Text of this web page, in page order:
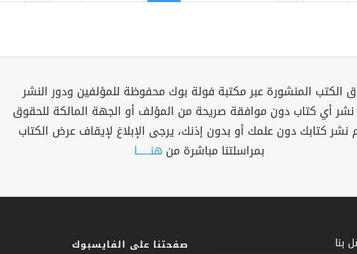
الكتب المنشورة عبر مكتبة فولة بوك محفوظة للمؤلفين ودور النشر
نشر أي كتاب دون موافقة صريحة من المؤلف أو الجهة المالكة للحقوق
نشر كتابك دون علمك أو بدون إذنك، يرجى الإبلاغ لإيقاف عرض الكتاب
بمراسلتنا مباشرة من هنــــــا
بنا
صفحتنا على الفايسبوك